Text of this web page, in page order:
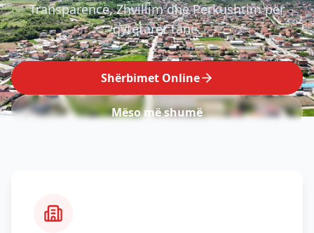
Transparencë, Zhvillim dhe Përkushtim për
qytetarët tanë.
Shërbimet Online
Mëso më shumë